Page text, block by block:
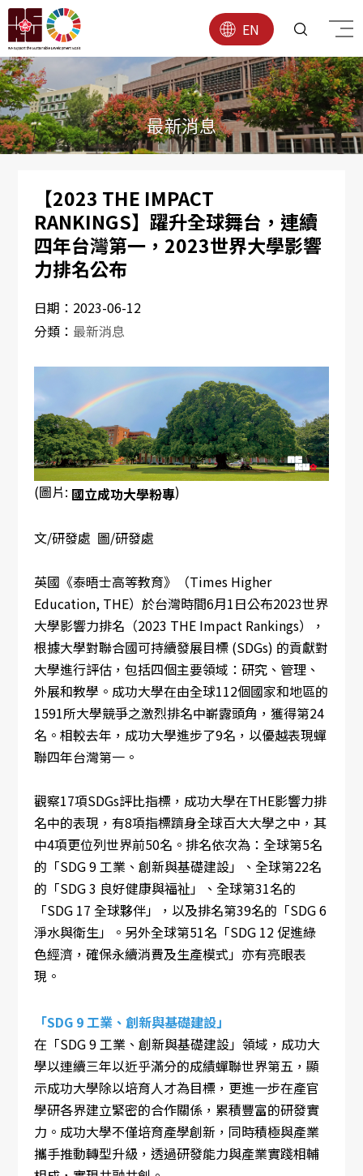
EN
最新消息
【2023 THE IMPACT
RANKINGS】躍升全球舞台，連續
四年台灣第一，2023世界大學影響
力排名公布
日期： 2023-06-12
分類： 最新消息
(圖片: 國立成功大學粉專)
文/研發處 圖/研發處
英國《泰晤士高等教育》（Times Higher
Education, THE）於台灣時間6月1日公布2023世界
大學影響力排名（2023 THE Impact Rankings），
根據大學對聯合國可持續發展目標 (SDGs) 的貢獻對
大學進行評估，包括四個主要領域：研究、管理、
外展和教學。成功大學在由全球112個國家和地區的
1591所大學競爭之激烈排名中嶄露頭角，獲得第24
名。相較去年，成功大學進步了9名，以優越表現蟬
聯四年台灣第一。
觀察17項SDGs評比指標，成功大學在THE影響力排
名中的表現，有8項指標躋身全球百大大學之中，其
中4項更位列世界前50名。排名依次為：全球第5名
的「SDG 9 工業、創新與基礎建設」、全球第22名
的「SDG 3 良好健康與福祉」、全球第31名的
「SDG 17 全球夥伴」，以及排名第39名的「SDG 6
淨水與衛生」。另外全球第51名「SDG 12 促進綠
色經濟，確保永續消費及生產模式」亦有亮眼表
現。
「SDG 9 工業、創新與基礎建設」
在「SDG 9 工業、創新與基礎建設」領域，成功大
學以連續三年以近乎滿分的成績蟬聯世界第五，顯
示成功大學除以培育人才為目標，更進一步在產官
學研各界建立緊密的合作關係，累積豐富的研發實
力。成功大學不僅培育產學創新，同時積極與產業
攜手推動轉型升級，透過研發能力與產業實踐相輔